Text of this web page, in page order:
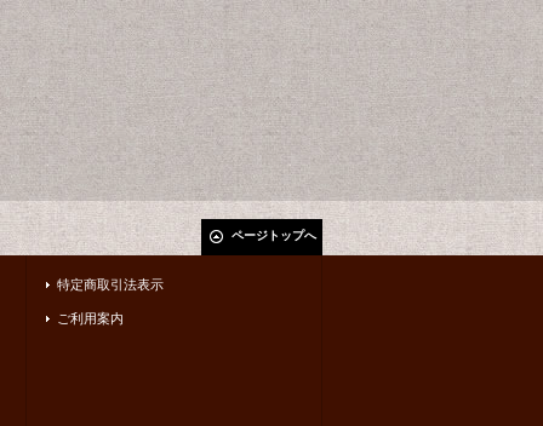
ページトップへ
特定商取引法表示
ご利用案内